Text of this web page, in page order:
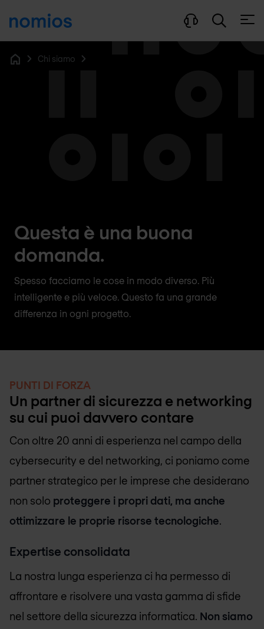
Apri
Chi siamo
Questa è una buona
domanda.
Spesso facciamo le cose in modo diverso. Più
intelligente e più veloce. Questo fa una grande
differenza in ogni progetto.
PUNTI DI FORZA
Un partner di sicurezza e networking
su cui puoi davvero contare
Con oltre 20 anni di esperienza nel campo della
cybersecurity e del networking, ci poniamo come
partner strategico per le imprese che desiderano
non solo proteggere i propri dati, ma anche
ottimizzare le proprie risorse tecnologiche.
Expertise consolidata
La nostra lunga esperienza ci ha permesso di
affrontare e risolvere una vasta gamma di sfide
nel settore della sicurezza informatica. Non siamo